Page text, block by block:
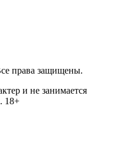
права защищены.
и не занимается
18+